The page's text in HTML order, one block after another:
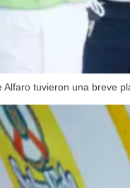
tuvieron una breve